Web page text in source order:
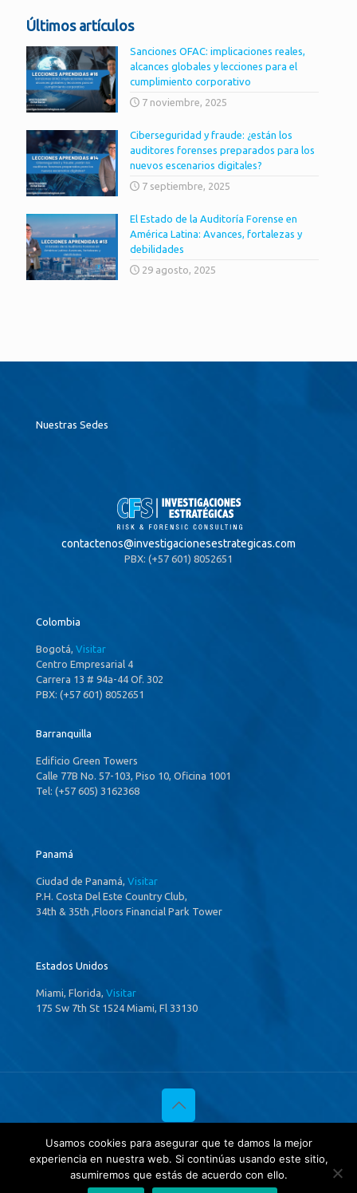
Últimos artículos
Sanciones OFAC: implicaciones reales,
alcances globales y lecciones para el
cumplimiento corporativo
7 noviembre, 2025
Ciberseguridad y fraude: ¿están los
auditores forenses preparados para los
nuevos escenarios digitales?
7 septiembre, 2025
El Estado de la Auditoría Forense en
América Latina: Avances, fortalezas y
debilidades
29 agosto, 2025
Nuestras Sedes
contactenos@investigacionesestrategicas.com
PBX: (+57 601) 8052651
Colombia
Bogotá, Visitar
Centro Empresarial 4
Carrera 13 # 94a-44 Of. 302
PBX: (+57 601) 8052651
Barranquilla
Edificio Green Towers
Calle 77B No. 57-103, Piso 10, Oficina 1001
Tel: (+57 605) 3162368
Panamá
Ciudad de Panamá, Visitar
P.H. Costa Del Este Country Club,
34th & 35th ,Floors Financial Park Tower
Estados Unidos
Miami, Florida, Visitar
175 Sw 7th St 1524 Miami, Fl 33130
© 2020 Investigaciones Estratégicas & Asociados. All Rights
Reserved
Política de privacidad
yTratamientos de datos.
Usamos cookies para asegurar que te damos la mejor
experiencia en nuestra web. Si continúas usando este sitio,
asumiremos que estás de acuerdo con ello.